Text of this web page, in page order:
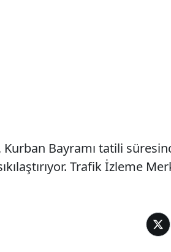
Kurban Bayramı tatili
Trafik İzleme